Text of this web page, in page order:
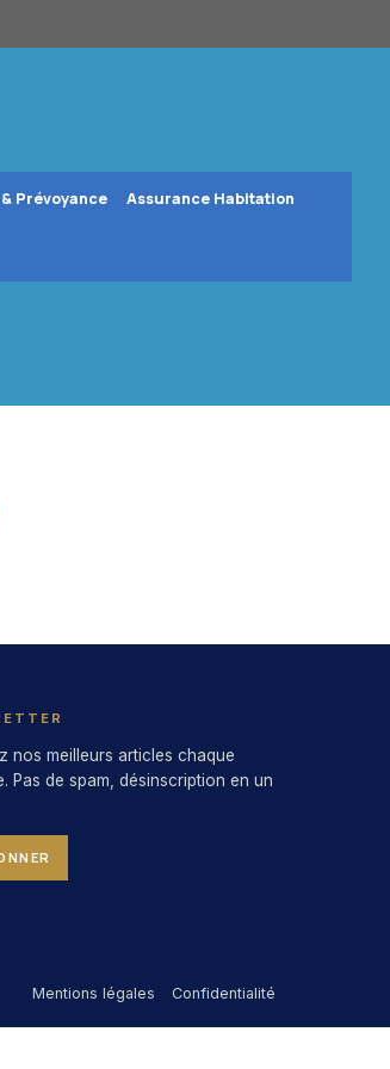
Prévoyance Assurance Habitation
nos meilleurs articles chaque
Pas de spam, désinscription en un
Mentions légales Confidentialité